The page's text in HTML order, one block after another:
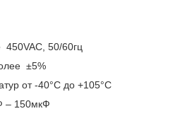
50/60гц
±5%
от -40°С до +105°С
– 150мкФ